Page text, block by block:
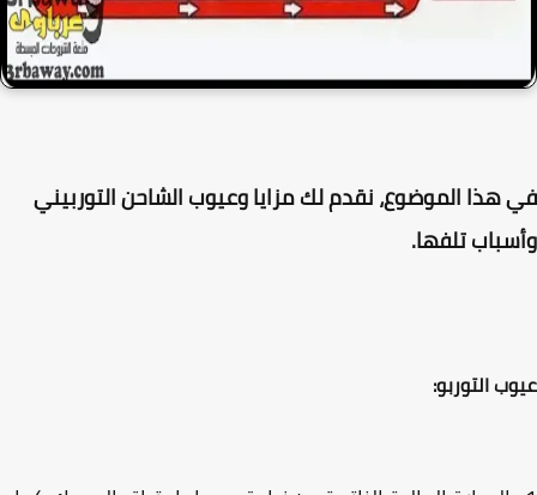
الموضوع، نقدم لك مزايا وعيوب الشاحن التوربيني
تلفها.
التوربو: